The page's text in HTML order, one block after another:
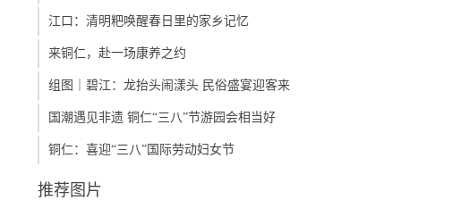
江口：清明粑唤醒春日里的家乡记忆
来铜仁，赴一场康养之约
组图｜碧江：龙抬头闹漾头 民俗盛宴迎客来
国潮遇见非遗 铜仁“三八”节游园会相当好
铜仁：喜迎“三八”国际劳动妇女节
推荐图片